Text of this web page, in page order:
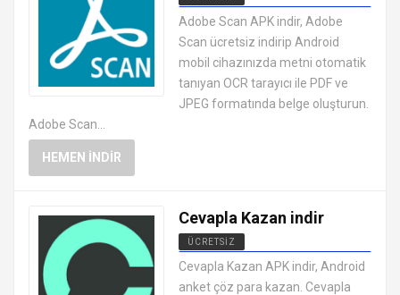
ANDROID OFFICE UYGULAMALARI
APK
Adobe Scan APK indir, Adobe
Scan ücretsiz indirip Android
mobil cihazınızda metni otomatik
tanıyan OCR tarayıcı ile PDF ve
JPEG formatında belge oluşturun.
Adobe Scan...
HEMEN İNDIR
Cevapla Kazan indir
ÜCRETSIZ
ANDROID OFFICE UYGULAMALARI
APK
Cevapla Kazan APK indir, Android
anket çöz para kazan. Cevapla